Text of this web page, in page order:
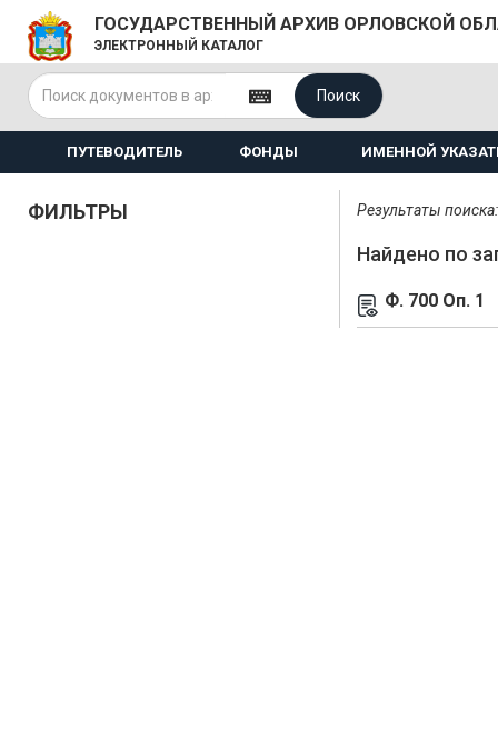
ГОСУДАРСТВЕННЫЙ АРХИВ ОРЛОВСКОЙ
ЭЛЕКТРОННЫЙ КАТАЛОГ
Поиск
ПУТЕВОДИТЕЛЬ ФОНДЫ ИМЕННОЙ
ФИЛЬТРЫ Результаты
Найдено по
Ф. 700 Оп. 1